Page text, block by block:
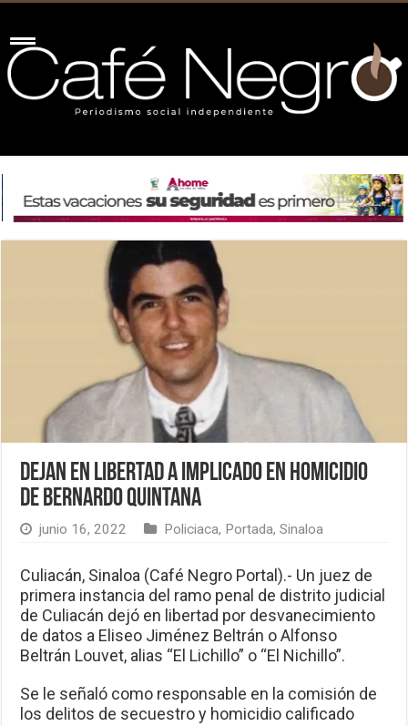
Dejan en libertad a implicado en homicidio
de Bernardo Quintana
junio 16, 2022 Policiaca, Portada,Sinaloa
Culiacán, Sinaloa (Café Negro Portal).- Un juez de
primera instancia del ramo penal de distrito judicial
de Culiacán dejó en libertad por desvanecimiento
de datos a Eliseo Jiménez Beltrán o Alfonso
Beltrán Louvet, alias “El Lichillo” o “El Nichillo”.
Se le señaló como responsable en la comisión de
los delitos de secuestro y homicidio calificado